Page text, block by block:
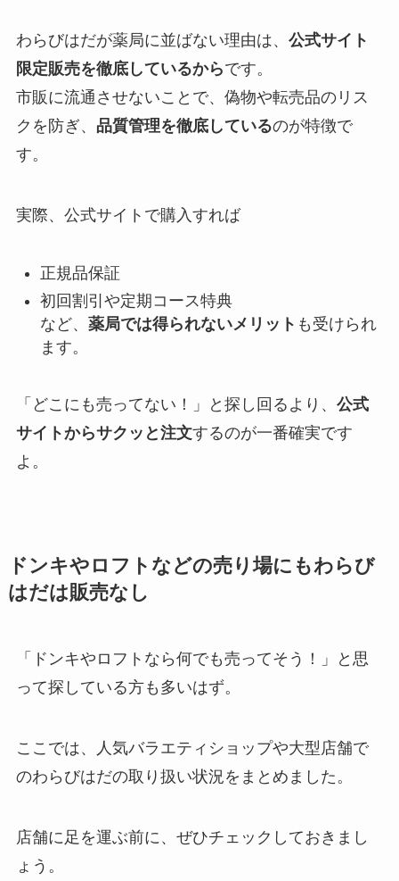
わらびはだが薬局に並ばない理由は、 公式サイト
限定販売を徹底しているからです。
市販に流通させないことで、偽物や転売品のリス
クを防ぎ、 品質管理を徹底しているのが特徴で
す。
実際、公式サイトで購入すれば
正規品保証
初回割引や定期コース特典
など、 薬局では得られないメリット も受けられ
ます。
「どこにも売ってない！」と探し回るより、 公式
サイトからサクッと注文するのが一番確実です
よ。
ドンキやロフトなどの売り場にもわらび
はだは販売なし
「ドンキやロフトなら何でも売ってそう！」と思
って探している方も多いはず。
ここでは、人気バラエティショップや大型店舗で
のわらびはだの取り扱い状況をまとめました。
店舗に足を運ぶ前に、ぜひチェックしておきまし
ょう。